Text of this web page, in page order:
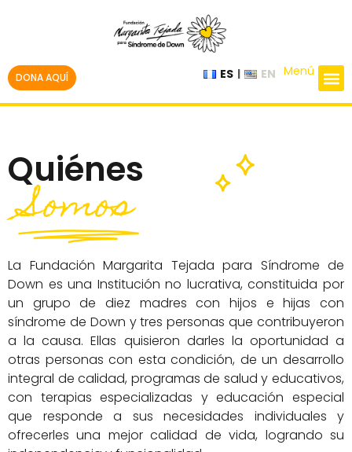
Menú
ES EN
DONA AQUÍ
Quiénes
Somos
La Fundación Margarita Tejada para Síndrome de
Down es una Institución no lucrativa, constituida por
un grupo de diez madres con hijos e hijas con
síndrome de Down y tres personas que contribuyeron
a la causa. Ellas quisieron darles la oportunidad a
otras personas con esta condición, de un desarrollo
integral de calidad, programas de salud y educativos,
con terapias especializadas y educación especial
que responde a sus necesidades individuales y
ofrecerles una mejor calidad de vida, logrando su